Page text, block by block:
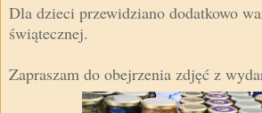
Dla dzieci przewidziano dodatkowo
świątecznej.
Zapraszam do obejrzenia zdjęć z